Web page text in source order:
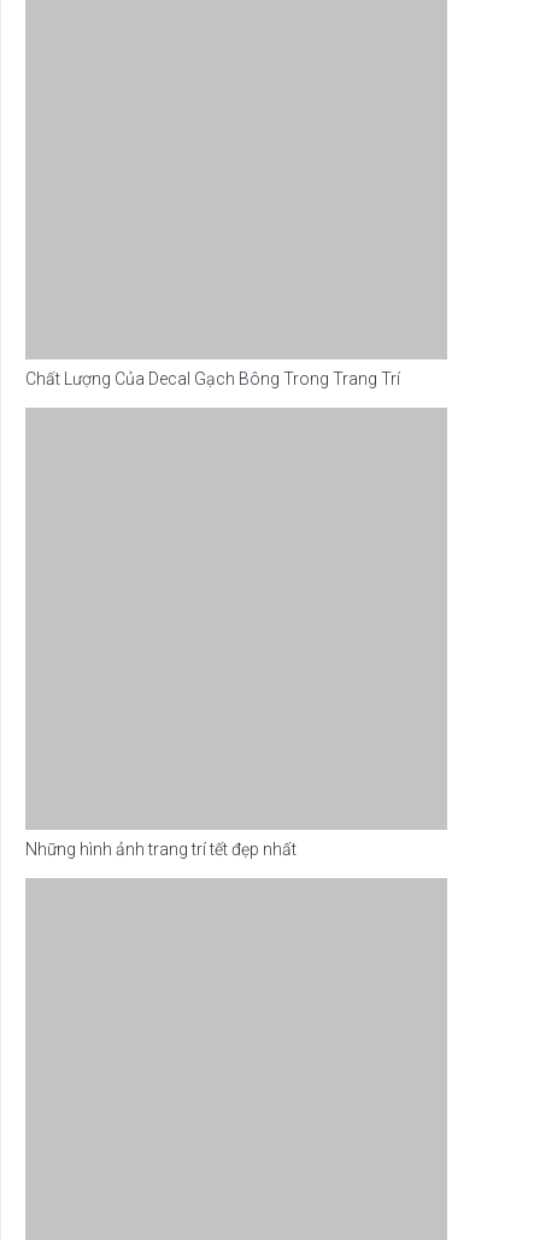
Chất Lượng Của Decal Gạch Bông Trong Trang Trí
Những hình ảnh trang trí tết đẹp nhất